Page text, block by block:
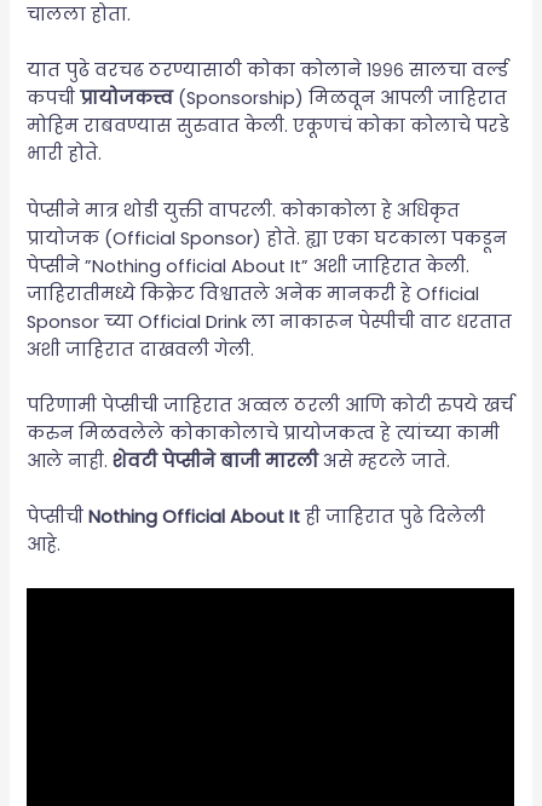
चालला होता.
यात पुढे वरचढ ठरण्यासाठी कोका कोलाने १९९६ सालचा वर्ल्ड
कपचीप्रायोजकत्त्व(Sponsorship) मिळवून आपली जाहिरात
मोहिम राबवण्यास सुरुवात केली. एकूणचं कोका कोलाचे परडे
भारी होते.
पेप्सीने मात्र थोडी युक्ती वापरली. कोकाकोला हे अधिकृत
प्रायोजक (Official Sponsor) होते. ह्या एका घटकाला पकडून
पेप्सीने ”Nothing official About It” अशी जाहिरात केली.
जाहिरातीमध्ये किक्रेट विश्वातले अनेक मानकरी हे Official
Sponsor च्या Official Drink ला नाकारून पेस्पीची वाट धरतात
अशी जाहिरात दाखवली गेली.
परिणामी पेप्सीची जाहिरात अव्वल ठरली आणि कोटी रुपये खर्च
करुन मिळवलेले कोकाकोलाचे प्रायोजकत्व हे त्यांच्या कामी
आले नाही.शेवटी पेप्सीने बाजी मारलीअसे म्हटले जाते.
पेप्सीचीNothing Official About Itही जाहिरात पुढे दिलेली
आहे.